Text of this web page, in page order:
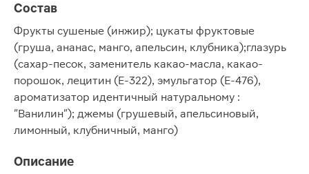
Состав
Фрукты сушеные (инжир); цукаты фруктовые
(груша, ананас, манго, апельсин, клубника);глазурь
(сахар-песок, заменитель какао-масла, какао-
порошок, лецитин (Е-322), эмульгатор (Е-476),
ароматизатор идентичный натуральному :
"Ванилин"); джемы (грушевый, апельсиновый,
лимонный, клубничный, манго)
Описание